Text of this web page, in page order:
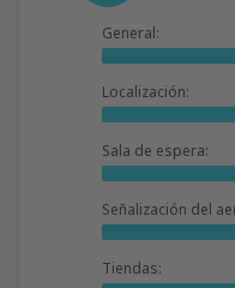
General:
Localización:
Sala de espera:
Señalización del
Tiendas: